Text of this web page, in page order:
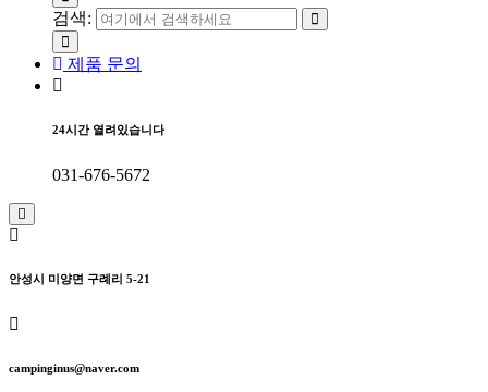
검색:
제품 문의
24시간 열려있습니다
031-676-5672
안성시 미양면 구례리 5-21
campinginus@naver.com